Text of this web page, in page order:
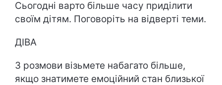
Сьогодні варто більше часу приділити
своїм дітям. Поговоріть на відверті теми.
ДІВА
З розмови візьмете набагато більше,
якщо знатимете емоційний стан близької